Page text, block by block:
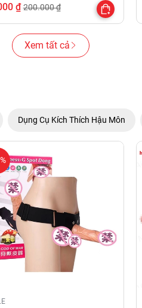
₫ 200.000 ₫
Xem tất cả
Dụng Cụ Kích Thích Hậu Môn